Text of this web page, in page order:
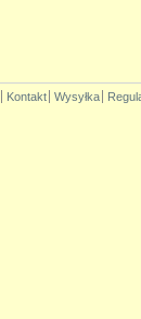
Kontakt Wysyłka